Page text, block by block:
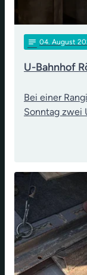
notes 04. August
U-Bahnhof
Bei einer
Sonntag zwei